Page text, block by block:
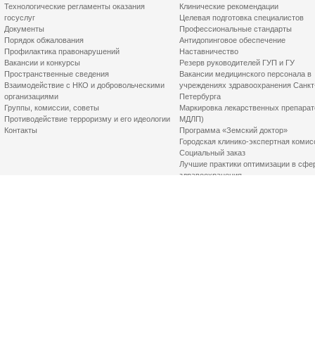
Технологические регламенты оказания
госуслуг
Документы
Порядок обжалования
Профилактика правонарушений
Вакансии и конкурсы
Пространственные сведения
Взаимодействие с НКО и добровольческими
организациями
Группы, комиссии, советы
Противодействие терроризму и его идеологии
Контакты
Клинические рекомендации
Целевая подготовка специалистов
Профессиональные стандарты
Антидопинговое обеспечение
Наставничество
Резерв руководителей ГУП и ГУ
Вакансии медицинского персонала в
учреждениях здравоохранения
Петербурга
Маркировка лекарственных
МДЛП)
Программа «Земский доктор»
Городская клинико-экспертная
Социальный заказ
Лучшие практики оптимизации в
здравоохранения